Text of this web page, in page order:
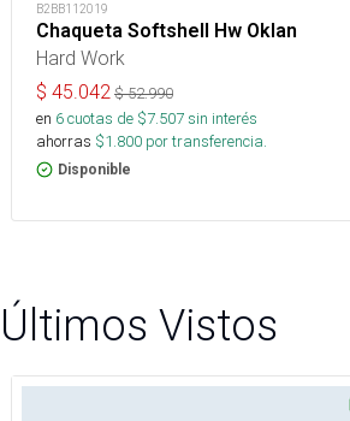
B2BB112019
Chaqueta Softshell Hw Oklan
Hard Work
$ 45.042 $52.990
en 6cuotas de $7.507sin interés
ahorras $1.800 por transferencia.
Disponible
Últimos Vistos